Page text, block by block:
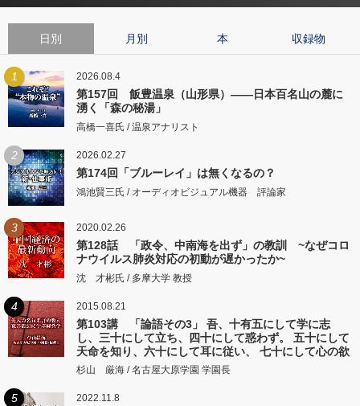
日別 月別 本 収録物
1 2026.08.4
第157回 飯豊温泉（山形県）――日本百名山の麓に
湧く「森の秘湯」
高橋一喜氏 / 温泉アナリスト
2 2026.02.27
第174回「ブルーレイ」は無くなるの？
鴻池賢三氏 / オーディオビジュアル機器 評論家
3 2020.02.26
第128話 「政令、中南海を出ず」の教訓 ~なぜコロ
ナウイルス肺炎対応の初動が遅かったか~
沈 才彬氏 / 多摩大学 教授
4 2015.08.21
第103講 「論語その3」 吾、十有五にして学に志
し、三十にして立ち、四十にして惑わず。 五十にして
天命を知り、六十にして耳に従い、 七十にして心の欲
するところに従いて矩をこえず。
杉山 厳海 / 名古屋大原学園 学園長
5 2022.11.8